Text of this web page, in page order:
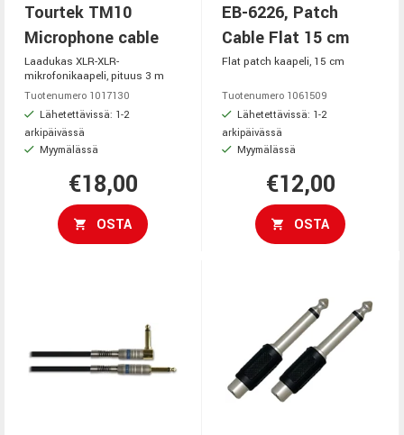
Tourtek TM10
Microphone cable
Laadukas XLR-XLR-
mikrofonikaapeli, pituus 3 m
Tuotenumero 1017130
Lähetettävissä: 1-2
arkipäivässä
Myymälässä
€18,00
OSTA
EB-6226, Patch
Cable Flat 15 cm
Flat patch kaapeli, 15 cm
Tuotenumero 1061509
Lähetettävissä: 1-2
arkipäivässä
Myymälässä
€12,00
OSTA